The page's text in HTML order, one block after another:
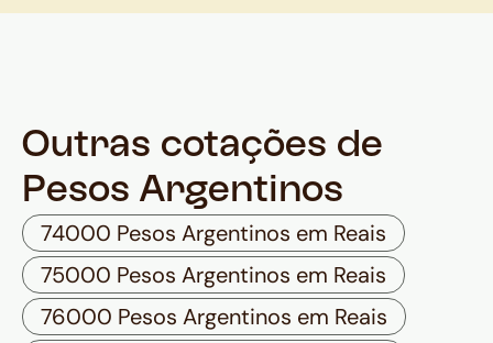
Outras cotações de
Pesos Argentinos
74000 Pesos Argentinos em Reais
75000 Pesos Argentinos em Reais
76000 Pesos Argentinos em Reais